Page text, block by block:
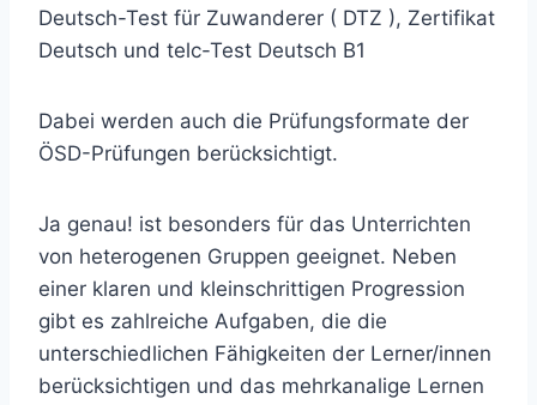
Deutsch-Test für Zuwanderer ( DTZ ), Zertifikat
Deutsch und telc-Test Deutsch B1
Dabei werden auch die Prüfungsformate der
ÖSD-Prüfungen berücksichtigt.
Ja genau! ist besonders für das Unterrichten
von heterogenen Gruppen geeignet. Neben
einer klaren und kleinschrittigen Progression
gibt es zahlreiche Aufgaben, die die
unterschiedlichen Fähigkeiten der Lerner/innen
berücksichtigen und das mehrkanalige Lernen